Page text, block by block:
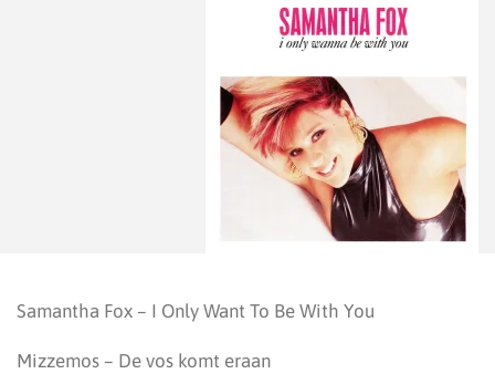
Samantha Fox – I Only Want To Be With You
Mizzemos – De vos komt eraan